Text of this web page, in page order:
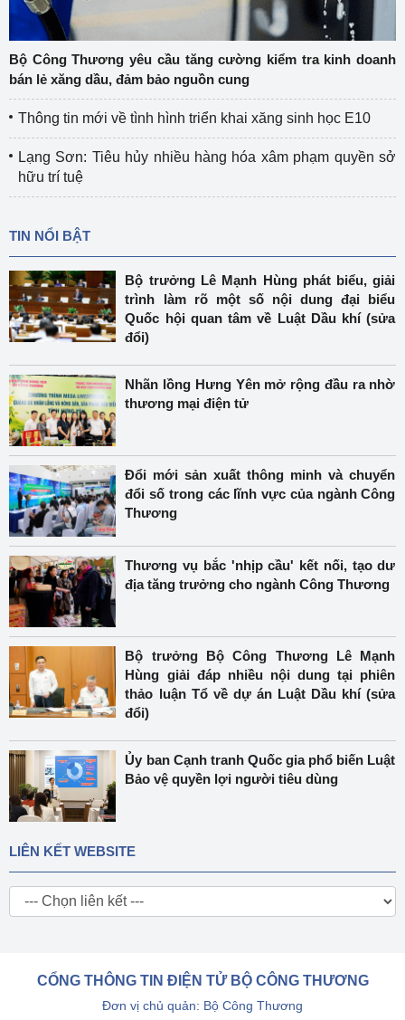
Bộ Công Thương yêu cầu tăng cường kiểm tra kinh doanh
bán lẻ xăng dầu, đảm bảo nguồn cung
Thông tin mới về tình hình triển khai xăng sinh học E10
Lạng Sơn: Tiêu hủy nhiều hàng hóa xâm phạm quyền sở
hữu trí tuệ
TIN NỔI BẬT
Bộ trưởng Lê Mạnh Hùng phát biểu, giải
trình làm rõ một số nội dung đại biểu
Quốc hội quan tâm về Luật Dầu khí (sửa
đổi)
Nhãn lồng Hưng Yên mở rộng đầu ra nhờ
thương mại điện tử
Đổi mới sản xuất thông minh và chuyển
đổi số trong các lĩnh vực của ngành Công
Thương
Thương vụ bắc 'nhịp cầu' kết nối, tạo dư
địa tăng trưởng cho ngành Công Thương
Bộ trưởng Bộ Công Thương Lê Mạnh
Hùng giải đáp nhiều nội dung tại phiên
thảo luận Tổ về dự án Luật Dầu khí (sửa
đổi)
Ủy ban Cạnh tranh Quốc gia phổ biến Luật
Bảo vệ quyền lợi người tiêu dùng
LIÊN KẾT WEBSITE
CỔNG THÔNG TIN ĐIỆN TỬ BỘ CÔNG THƯƠNG
Đơn vị chủ quản: Bộ Công Thương